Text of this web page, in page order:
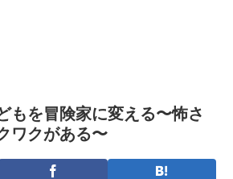
もを冒険家に変える〜怖さ
ワクがある〜